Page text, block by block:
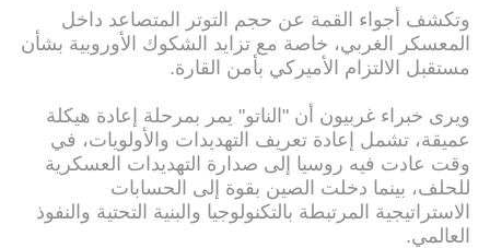
وتكشف أجواء القمة عن حجم التوتر المتصاعد داخل
المعسكر الغربي، خاصة مع تزايد الشكوك الأوروبية بشأن
مستقبل الالتزام الأميركي بأمن القارة.
ويرى خبراء غربيون أن "الناتو" يمر بمرحلة إعادة هيكلة
عميقة، تشمل إعادة تعريف التهديدات والأولويات، في
وقت عادت فيه روسيا إلى صدارة التهديدات العسكرية
للحلف، بينما دخلت الصين بقوة إلى الحسابات
الاستراتيجية المرتبطة بالتكنولوجيا والبنية التحتية والنفوذ
العالمي.